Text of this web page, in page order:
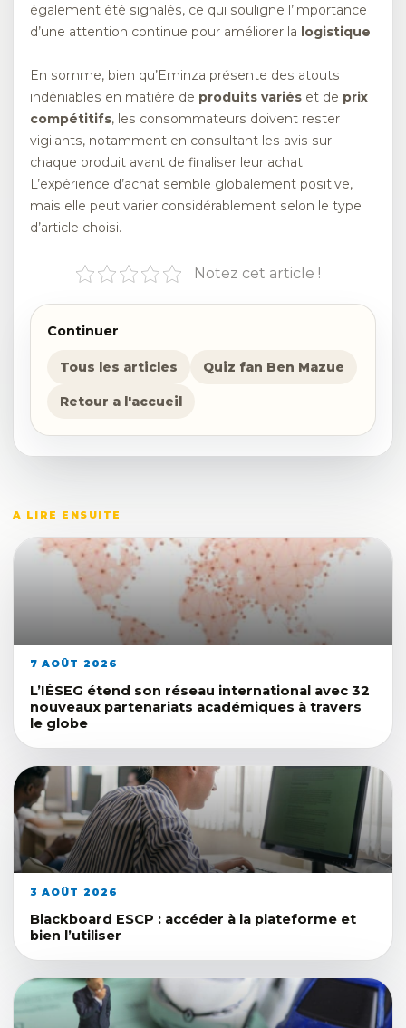
également été signalés, ce qui souligne l’importance
d’une attention continue pour améliorer la logistique.
En somme, bien qu’Eminza présente des atouts
indéniables en matière de produits variés et de prix
compétitifs, les consommateurs doivent rester
vigilants, notamment en consultant les avis sur
chaque produit avant de finaliser leur achat.
L’expérience d’achat semble globalement positive,
mais elle peut varier considérablement selon le type
d’article choisi.
Notez cet article !
Continuer
Tous les articles Quiz fan Ben Mazue
Retour a l'accueil
A LIRE ENSUITE
7 AOÛT 2026
L’IÉSEG étend son réseau international avec 32
nouveaux partenariats académiques à travers
le globe
3 AOÛT 2026
Blackboard ESCP : accéder à la plateforme et
bien l’utiliser